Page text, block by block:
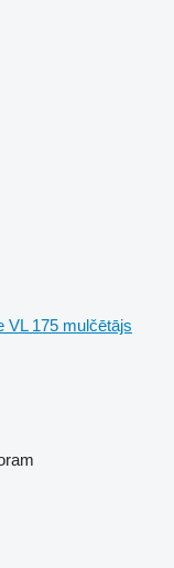
VL 175 mulčētājs